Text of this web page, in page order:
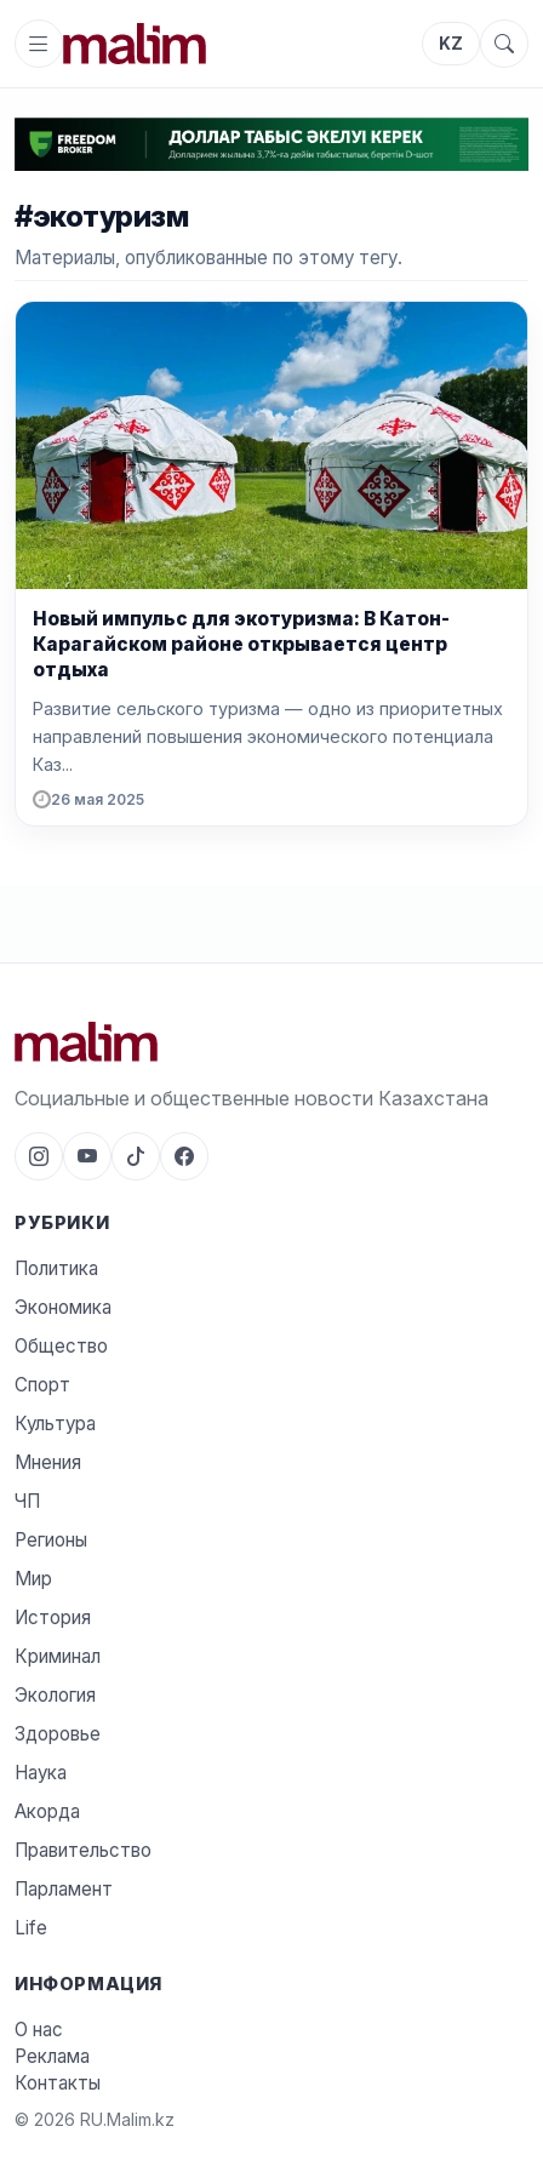
KZ
#экотуризм
Материалы, опубликованные по этому тегу.
Новый импульс для экотуризма: В Катон-
Карагайском районе открывается центр
отдыха
Развитие сельского туризма — одно из приоритетных
направлений повышения экономического потенциала
Каз...
26 мая 2025
Социальные и общественные новости Казахстана
РУБРИКИ
Политика
Экономика
Общество
Спорт
Культура
Мнения
ЧП
Регионы
Мир
История
Криминал
Экология
Здоровье
Наука
Акорда
Правительство
Парламент
Life
ИНФОРМАЦИЯ
О нас
Реклама
Контакты
© 2026 RU.Malim.kz